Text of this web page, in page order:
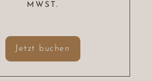
MWST.
Jetzt buchen